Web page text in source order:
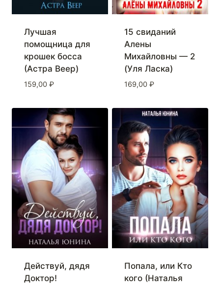
Лучшая
помощница для
крошек босса
(Астра Веер)
159,00 ₽
15 свиданий
Алены
Михайловны — 2
(Уля Ласка)
169,00 ₽
Действуй, дядя
Доктор!
Попала, или Кто
кого (Наталья